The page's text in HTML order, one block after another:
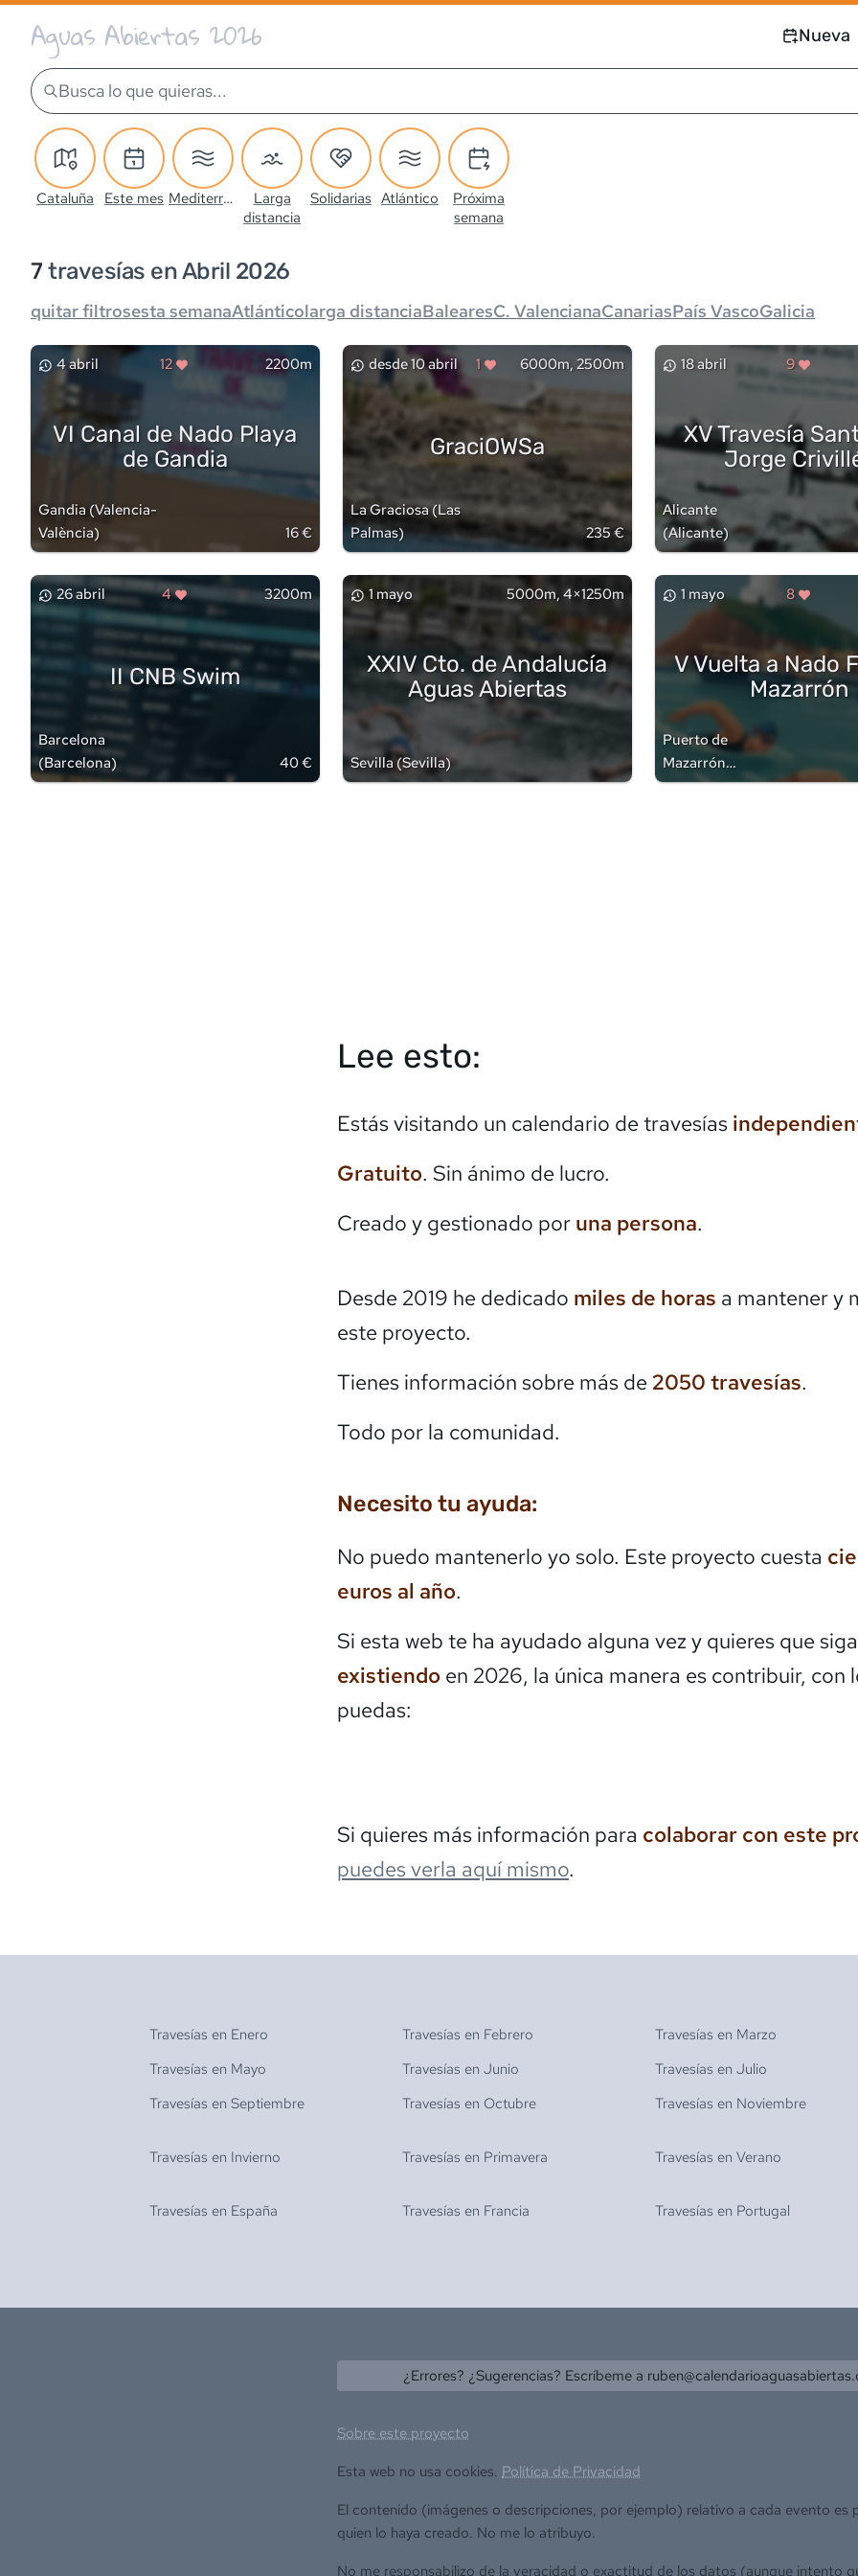
Aguas Abiertas 2026 Nueva
Busca lo que quieras...
Cataluña Este mes Mediterráneo
Larga
distancia
Solidarias Atlántico
Próxima
semana
7 travesías en Abril 2026
quitar filtrosesta semanaAtlánticolarga distanciaBalearesC. ValencianaCanariasPaís VascoGalicia
4 abril 12 2200m
VI Canal de Nado Playa
de Gandia
Gandia (Valencia-
València) 16 €
desde10 abril 1 6000m, 2500m
GraciOWSa
La Graciosa(Las
Palmas) 235 €
18 abril 9
XV Travesía
Jorge
Alicante
(Alicante)
26 abril 4 3200m
II CNB Swim
Barcelona
(Barcelona) 40 €
1 mayo 5000m, 4×1250m
XXIV Cto. de Andalucía
Aguas Abiertas
Sevilla (Sevilla)
1 mayo 8
V Vuelta a Nado
Mazarrón
Puerto de
Mazarrón
(Murcia)
Lee esto:
Estás visitando un calendario de travesías
Gratuito. Sin ánimo de lucro.
Creado y gestionado por una persona.
Desde 2019 he dedicado miles de horas a mantener y
este proyecto.
Tienes información sobre más de 2050 travesías.
Todo por la comunidad.
Necesito tu ayuda:
No puedo mantenerlo yo solo. Este proyecto cuesta
euros al año.
Si esta web te ha ayudado alguna vez y quieres que siga
existiendo en 2026, la única manera es contribuir, con
puedas:
Si quieres más información para colaborar con este
puedes verla aquí mismo.
Travesías en Enero Travesías en Febrero Travesías en Marzo
Travesías en Mayo Travesías en Junio Travesías en Julio
Travesías en Septiembre Travesías en Octubre Travesías en Noviembre
Travesías en Invierno Travesías en Primavera Travesías en Verano
Travesías en España Travesías en Francia Travesías en Portugal
¿Errores? ¿Sugerencias? Escríbeme a
Sobre este proyecto
Esta web no usa cookies. Política de Privacidad
El contenido (imágenes o descripciones, por ejemplo) relativo a cada evento es
quien lo haya creado. No me lo atribuyo.
No me responsabilizo de la veracidad o exactitud de los datos (aunque intento